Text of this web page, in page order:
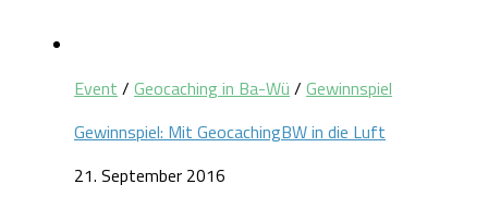
Event / Geocaching in Ba-Wü / Gewinnspiel
Gewinnspiel: Mit GeocachingBW in die Luft
21. September 2016